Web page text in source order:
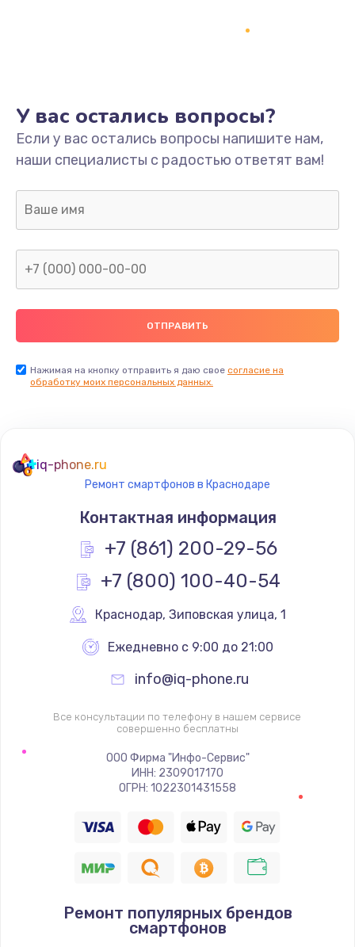
Не включается
1400 руб.
Заказать
Нет звука
800 руб.
Не видит флешку
400 руб.
Заказать
900 руб.
Заказать
900 руб.
Заказать
Не работает
1400 руб.
Восстановление цепи питания, пайка
Заказать
Программный ремонт/прошивка
Заказать
У вас остались вопросы?
Если у вас остались вопросы напишите нам,
наши специалисты с радостью ответят вам!
Нажимая на кнопку отправить я даю свое согласие на
обработку моих персональных данных.
iq-phone.ru
Ремонт смартфонов в Краснодаре
Контактная информация
+7 (861) 200-29-56
+7 (800) 100-40-54
Краснодар, Зиповская улица, 1
Ежедневно с 9:00 до 21:00
info@iq-phone.ru
Все консультации по телефону в нашем сервисе
совершенно бесплатны
ООО Фирма "Инфо-Сервис"
ИНН: 2309017170
ОГРН: 1022301431558
Ремонт популярных брендов
смартфонов